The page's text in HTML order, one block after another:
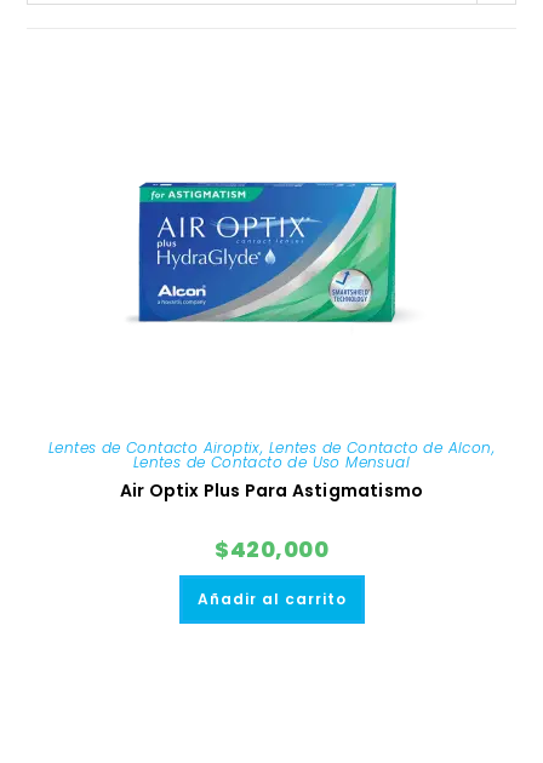
Lentes de Contacto Airoptix, Lentes de Contacto de Alcon,
Lentes de Contacto de Uso Mensual
Air Optix Plus Para Astigmatismo
$420,000
Añadir al carrito